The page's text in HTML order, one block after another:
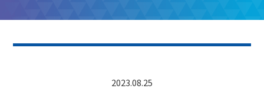
2023.08.25